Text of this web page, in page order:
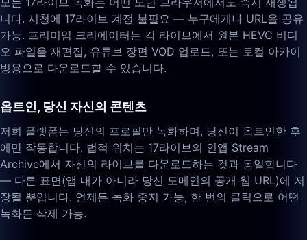
니다. 시청에 17라이브 계정 불필요 — 누구에게나 URL을 공유
가능. 프리미엄 크리에이터는 각 라이브에서 원본 HEVC 비디
오 파일을 재편집, 유튜브 장편 VOD 업로드, 또는 로컬 아카이
빙용으로 다운로드할 수 있습니다.
옵트인, 당신 자신의 콘텐츠
저희 플랫폼는 당신의 프로필만 녹화하며, 당신이 옵트인한 후
에만 작동합니다. 법적 위치는 17라이브의 인앱 Stream
Archive에서 자신의 라이브를 다운로드하는 것과 동일합니다
— 다른 표면(앱 내가 아니라 당신 도메인의 공개 웹 URL)에 저
장될 뿐입니다. 언제든 녹화 중지 가능, 한 번의 클릭으로 어떤
녹화든 삭제 가능.